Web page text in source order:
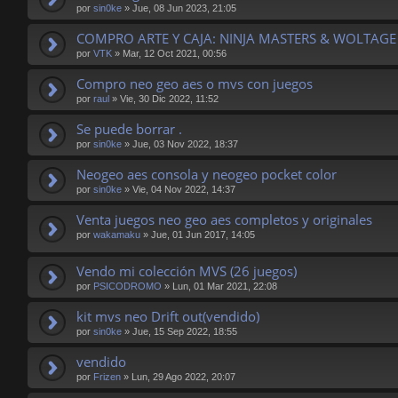
por sin0ke » Jue, 08 Jun 2023, 21:05
COMPRO ARTE Y CAJA: NINJA MASTERS &
por VTK » Mar, 12 Oct 2021, 00:56
Compro neo geo aes o mvs con juegos
por raul » Vie, 30 Dic 2022, 11:52
Se puede borrar .
por sin0ke » Jue, 03 Nov 2022, 18:37
Neogeo aes consola y neogeo pocket color
por sin0ke » Vie, 04 Nov 2022, 14:37
Venta juegos neo geo aes completos y originales
por wakamaku » Jue, 01 Jun 2017, 14:05
Vendo mi colección MVS (26 juegos)
por PSICODROMO » Lun, 01 Mar 2021, 22:08
kit mvs neo Drift out(vendido)
por sin0ke » Jue, 15 Sep 2022, 18:55
vendido
por Frizen » Lun, 29 Ago 2022, 20:07